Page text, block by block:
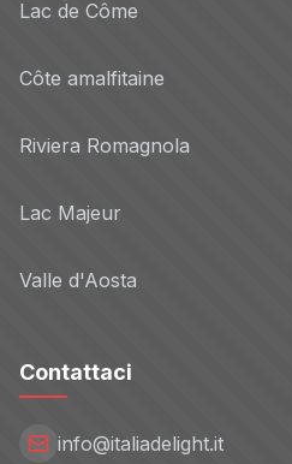
Lac de Côme
Côte amalfitaine
Riviera Romagnola
Lac Majeur
Valle d'Aosta
Contattaci
info@italiadelight.it